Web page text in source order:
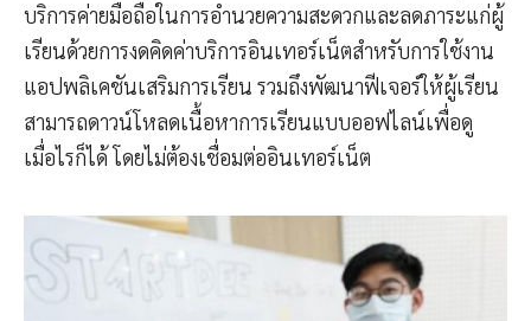
บริการค่ายมือถือในการอำนวยความสะดวกและลดภาระแก่ผู้
เรียนด้วยการงดคิดค่าบริการอินเทอร์เน็ตสำหรับการใช้งาน
แอปพลิเคชันเสริมการเรียน รวมถึงพัฒนาฟีเจอร์ให้ผู้เรียน
สามารถดาวน์โหลดเนื้อหาการเรียนแบบออฟไลน์เพื่อดู
เมื่อไรก็ได้ โดยไม่ต้องเชื่อมต่ออินเทอร์เน็ต